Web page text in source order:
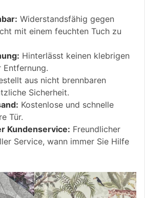
Widerstandsfähig gegen
mit einem feuchten Tuch zu
Hinterlässt keinen klebrigen
Entfernung.
aus nicht brennbaren
Sicherheit.
Kostenlose und schnelle
Tür.
Kundenservice: Freundlicher
Service, wann immer Sie Hilfe